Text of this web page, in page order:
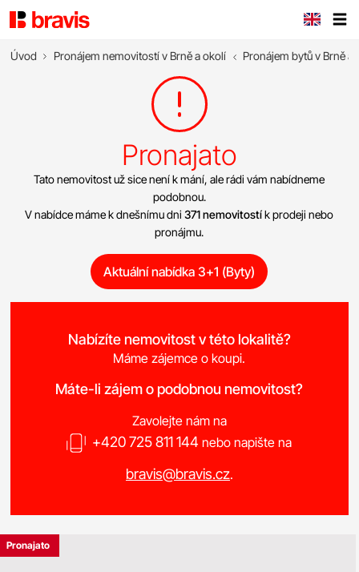
Úvod Pronájem nemovitostí v Brně a okolí Pronájem bytů v Brně a
Pronajato
Tato nemovitost už sice není k mání, ale rádi vám nabídneme
podobnou.
V nabídce máme k dnešnímu dni371 nemovitostík prodeji nebo
pronájmu.
Aktuální nabídka 3+1 (Byty)
Nabízíte nemovitost v této lokalitě?
Máme zájemce o koupi.
Máte-li zájem o podobnou nemovitost?
Zavolejte nám na
+420 725 811 144 nebo napište na
bravis@bravis.cz.
Pronajato